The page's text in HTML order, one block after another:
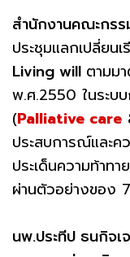
สำนักงานคณะกร
ประชุมแลกเปลี่ยน
Living will ตามม
พ.ศ.2550 ในระบ
(Palliative care
ประสบการณ์และค
ประเด็นความท้าท
ผ่านตัวอย่างของ
นพ.ประทีป ธนกิจ